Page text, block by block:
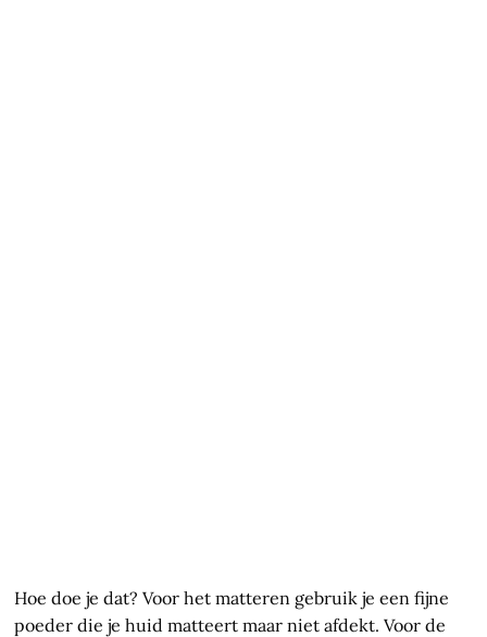
Hoe doe je dat? Voor het matteren gebruik je een fijne
poeder die je huid matteert maar niet afdekt. Voor de